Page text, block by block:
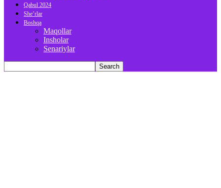
Qabul 2024
She’rlar
Boshqa
Maqollar
Insholar
Senariylar